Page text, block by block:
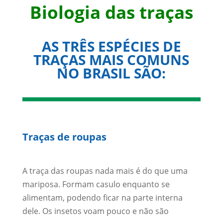
Biologia das traças
AS TRÊS ESPÉCIES DE
TRAÇAS MAIS COMUNS
NO BRASIL SÃO:
Traças de roupas
A traça das roupas nada mais é do que uma
mariposa. Formam casulo enquanto se
alimentam, podendo ficar na parte interna
dele. Os insetos voam pouco e não são